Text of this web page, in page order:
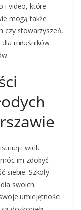
i video, które
mogą także
czy stowarzyszeń,
miłośników
wiele
im zdobyć
siebie. Szkoły
swoich
umiejętności